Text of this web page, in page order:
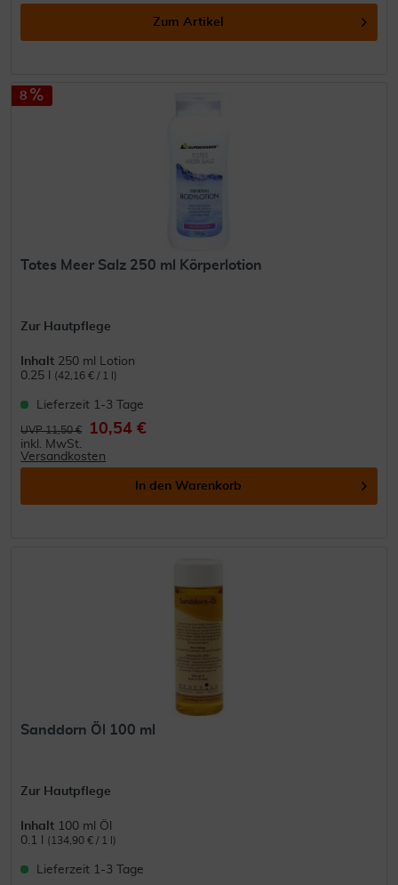
Zum Artikel
8
Totes Meer Salz 250 ml Körperlotion
Zur Hautpflege
Inhalt 250 ml Lotion
0.25 l
(42,16 € / 1 l)
Lieferzeit 1-3 Tage
UVP 11,50 € 10,54 €
inkl. MwSt.
Versandkosten
In den Warenkorb
Sanddorn Öl 100 ml
Zur Hautpflege
Inhalt 100 ml Öl
0.1 l
(134,90 € / 1 l)
Lieferzeit 1-3 Tage